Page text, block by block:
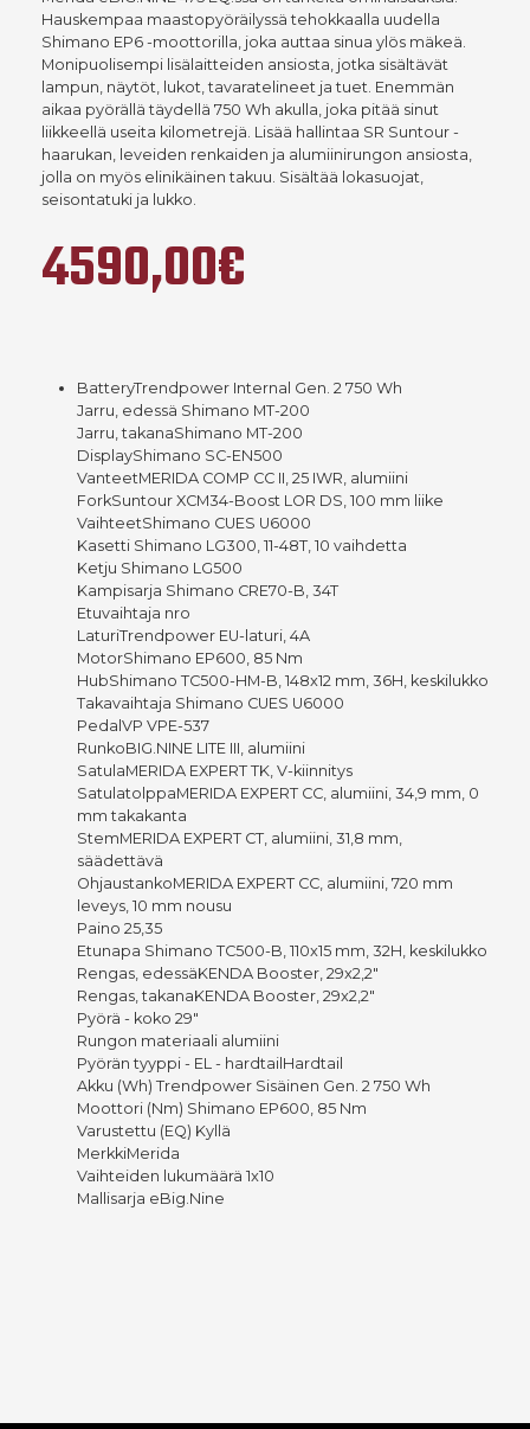
Hauskempaa maastopyöräilyssä tehokkaalla uudella
Shimano EP6 -moottorilla, joka auttaa sinua ylös mäkeä.
Monipuolisempi lisälaitteiden ansiosta, jotka sisältävät
lampun, näytöt, lukot, tavaratelineet ja tuet. Enemmän
aikaa pyörällä täydellä 750 Wh akulla, joka pitää sinut
liikkeellä useita kilometrejä. Lisää hallintaa SR Suntour -
haarukan, leveiden renkaiden ja alumiinirungon ansiosta,
jolla on myös elinikäinen takuu. Sisältää lokasuojat,
seisontatuki ja lukko.
4590,00€
BatteryTrendpower Internal Gen. 2 750 Wh
Jarru, edessä Shimano MT-200
Jarru, takanaShimano MT-200
DisplayShimano SC-EN500
VanteetMERIDA COMP CC II, 25 IWR, alumiini
ForkSuntour XCM34-Boost LOR DS, 100 mm liike
VaihteetShimano CUES U6000
Kasetti Shimano LG300, 11-48T, 10 vaihdetta
Ketju Shimano LG500
Kampisarja Shimano CRE70-B, 34T
Etuvaihtaja nro
LaturiTrendpower EU-laturi, 4A
MotorShimano EP600, 85 Nm
HubShimano TC500-HM-B, 148x12 mm, 36H, keskilukko
Takavaihtaja Shimano CUES U6000
PedalVP VPE-537
RunkoBIG.NINE LITE III, alumiini
SatulaMERIDA EXPERT TK, V-kiinnitys
SatulatolppaMERIDA EXPERT CC, alumiini, 34,9 mm, 0
mm takakanta
StemMERIDA EXPERT CT, alumiini, 31,8 mm,
säädettävä
OhjaustankoMERIDA EXPERT CC, alumiini, 720 mm
leveys, 10 mm nousu
Paino 25,35
Etunapa Shimano TC500-B, 110x15 mm, 32H, keskilukko
Rengas, edessäKENDA Booster, 29x2,2"
Rengas, takanaKENDA Booster, 29x2,2"
Pyörä - koko 29"
Rungon materiaali alumiini
Pyörän tyyppi - EL - hardtailHardtail
Akku (Wh) Trendpower Sisäinen Gen. 2 750 Wh
Moottori (Nm) Shimano EP600, 85 Nm
Varustettu (EQ) Kyllä
MerkkiMerida
Vaihteiden lukumäärä 1x10
Mallisarja eBig.Nine